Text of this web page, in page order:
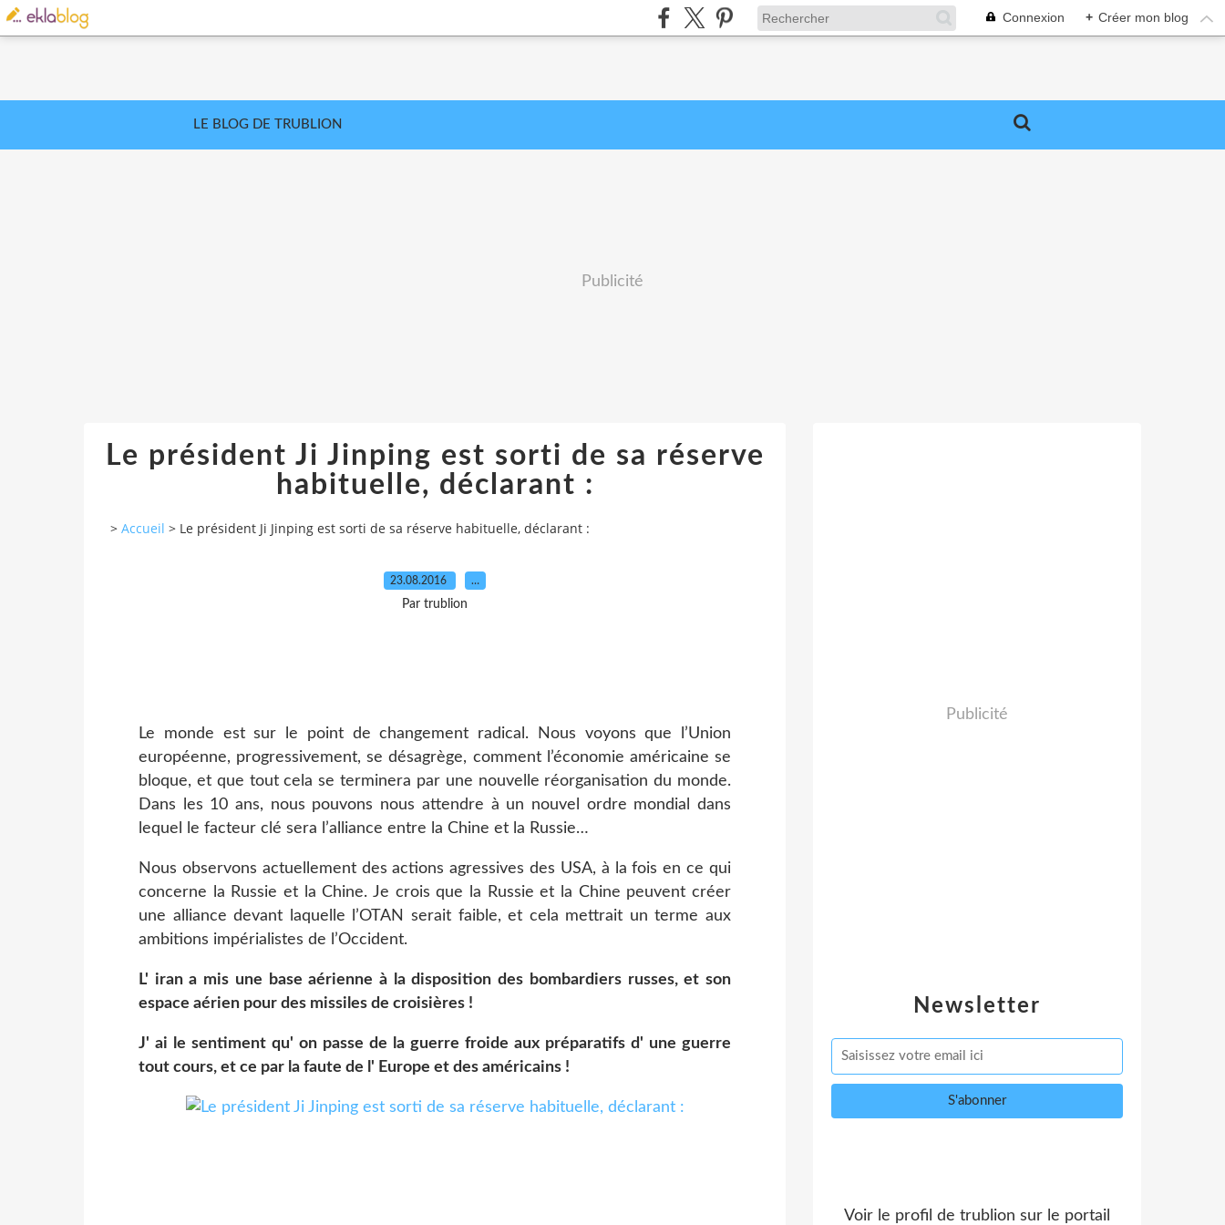
Connexion + Créer mon blog
LE BLOG DE TRUBLION
Publicité
Le président Ji Jinping est sorti de sa réserve
habituelle, déclarant :
> Accueil > Le président Ji Jinping est sorti de sa réserve habituelle, déclarant :
23.08.2016 …
Par trublion
Le monde est sur le point de changement radical. Nous voyons que l’Union
européenne, progressivement, se désagrège, comment l’économie américaine se
bloque, et que tout cela se terminera par une nouvelle réorganisation du monde.
Dans les 10 ans, nous pouvons nous attendre à un nouvel ordre mondial dans
lequel le facteur clé sera l’alliance entre la Chine et la Russie…
Nous observons actuellement des actions agressives des USA, à la fois en ce qui
concerne la Russie et la Chine. Je crois que la Russie et la Chine peuvent créer
une alliance devant laquelle l’OTAN serait faible, et cela mettrait un terme aux
ambitions impérialistes de l’Occident.
L' iran a mis une base aérienne à la disposition des bombardiers russes, et son
espace aérien pour des missiles de croisières !
J' ai le sentiment qu' on passe de la guerre froide aux préparatifs d' une guerre
tout cours, et ce par la faute de l' Europe et des américains !
Newsletter
Publicité
Voir le profil de trublion sur le portail